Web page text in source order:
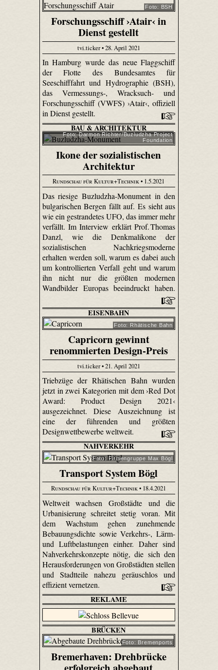
Foto: BSH
Forschungsschiff ›Atair‹ in
Dienst gestellt
tvi.ticker • 28. April 2021
In Hamburg wurde das neue Flaggschiff
der Flotte des Bundesamtes für
Seeschifffahrt und Hydrographie (BSH),
das Vermessungs-, Wracksuch- und
Forschungsschiff (VWFS) ›Atair‹, offiziell
in Dienst gestellt.
BAU & ARCHITEKTUR
Foto: Darmon Richter/Buzludzha Project
Foundation
Ikone der sozialistischen
Architektur
Rundschau für Kultur+Technik• 1.5.2021
Das riesige Buzludzha-Monument in den
bulgarischen Bergen fällt auf. Es sieht aus
wie ein gestrandetes UFO, das immer mehr
verfällt. Im Interview erklärt Prof. Thomas
Danzl, wie die Denkmalikone der
sozialistischen Nachkriegsmoderne
erhalten werden soll, warum es dabei auch
um kontrollierten Verfall geht und warum
ihn nicht nur die größten modernen
Wandbilder Europas beeindruckt haben.
EISENBAHN
Foto: Rhätische Bahn
Capricorn gewinnt
renommierten Design-Preis
tvi.ticker • 21. April 2021
Triebzüge der Rhätischen Bahn wurden
jetzt in zwei Kategorien mit dem ›Red Dot
Award: Product Design 2021‹
ausgezeichnet. Diese Auszeichnung ist
eine der führenden und größten
Designwettbewerbe weltweit.
NAHVERKEHR
Foto: Firmengruppe Max Bögl
Transport System Bögl
Rundschau für Kultur+Technik• 18.4.2021
Weltweit wachsen Großstädte und die
Urbanisierung schreitet stetig voran. Mit
dem Wachstum gehen zunehmende
Bebauungsdichte sowie Verkehrs-, Lärm-
und Luftbelastungen einher. Daher sind
Nahverkehrskonzepte nötig, die sich den
Herausforderungen von Großstädten stellen
und Stadtteile nahezu geräuschlos und
effizient vernetzen.
REKLAME
BRÜCKEN
Foto: Bremenports
Bremerhaven: Drehbrücke